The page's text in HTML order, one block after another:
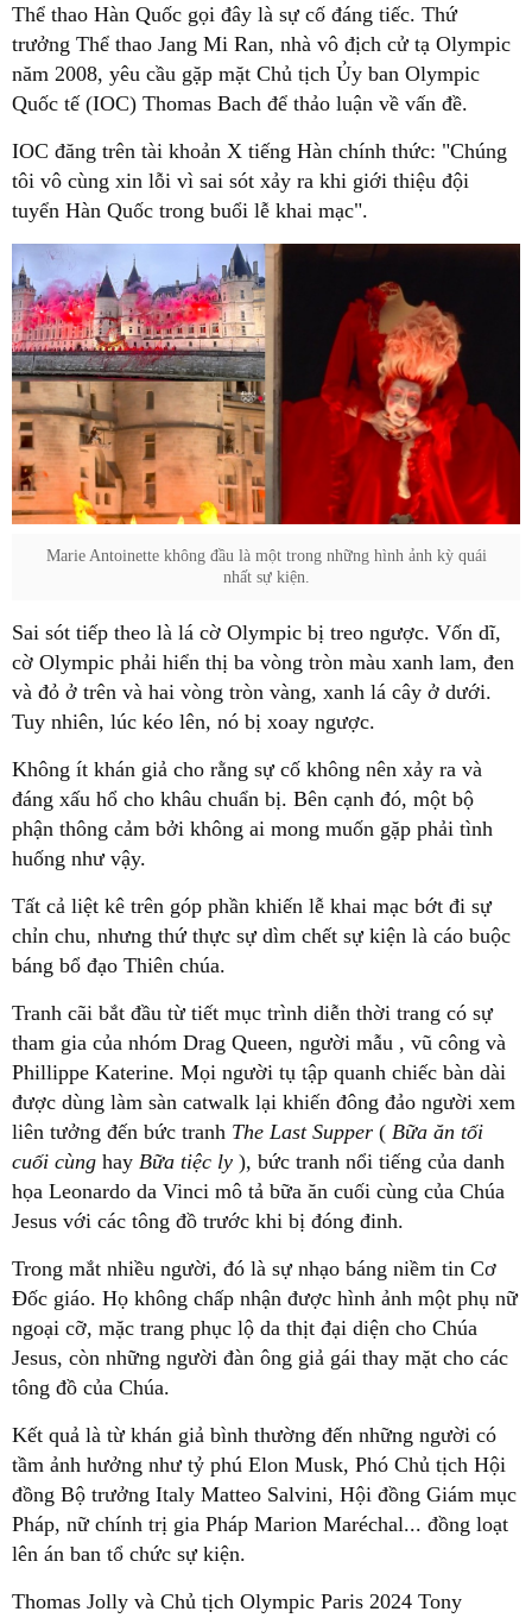
Thể thao Hàn Quốc gọi đây là sự cố đáng tiếc. Thứ
trưởng Thể thao Jang Mi Ran, nhà vô địch cử tạ Olympic
năm 2008, yêu cầu gặp mặt Chủ tịch Ủy ban Olympic
Quốc tế (IOC) Thomas Bach để thảo luận về vấn đề.
IOC đăng trên tài khoản X tiếng Hàn chính thức: "Chúng
tôi vô cùng xin lỗi vì sai sót xảy ra khi giới thiệu đội
tuyển Hàn Quốc trong buổi lễ khai mạc".
Marie Antoinette không đầu là một trong những hình ảnh kỳ quái
nhất sự kiện.
Sai sót tiếp theo là lá cờ Olympic bị treo ngược. Vốn dĩ,
cờ Olympic phải hiển thị ba vòng tròn màu xanh lam, đen
và đỏ ở trên và hai vòng tròn vàng, xanh lá cây ở dưới.
Tuy nhiên, lúc kéo lên, nó bị xoay ngược.
Không ít khán giả cho rằng sự cố không nên xảy ra và
đáng xấu hổ cho khâu chuẩn bị. Bên cạnh đó, một bộ
phận thông cảm bởi không ai mong muốn gặp phải tình
huống như vậy.
Tất cả liệt kê trên góp phần khiến lễ khai mạc bớt đi sự
chỉn chu, nhưng thứ thực sự dìm chết sự kiện là cáo buộc
báng bổ đạo Thiên chúa.
Tranh cãi bắt đầu từ tiết mục trình diễn thời trang có sự
tham gia của nhóm Drag Queen, người mẫu , vũ công và
Phillippe Katerine. Mọi người tụ tập quanh chiếc bàn dài
được dùng làm sàn catwalk lại khiến đông đảo người xem
liên tưởng đến bức tranh The Last Supper ( Bữa ăn tối
cuối cùng hay Bữa tiệc ly ), bức tranh nổi tiếng của danh
họa Leonardo da Vinci mô tả bữa ăn cuối cùng của Chúa
Jesus với các tông đồ trước khi bị đóng đinh.
Trong mắt nhiều người, đó là sự nhạo báng niềm tin Cơ
Đốc giáo. Họ không chấp nhận được hình ảnh một phụ nữ
ngoại cỡ, mặc trang phục lộ da thịt đại diện cho Chúa
Jesus, còn những người đàn ông giả gái thay mặt cho các
tông đồ của Chúa.
Kết quả là từ khán giả bình thường đến những người có
tầm ảnh hưởng như tỷ phú Elon Musk, Phó Chủ tịch Hội
đồng Bộ trưởng Italy Matteo Salvini, Hội đồng Giám mục
Pháp, nữ chính trị gia Pháp Marion Maréchal... đồng loạt
lên án ban tổ chức sự kiện.
Thomas Jolly và Chủ tịch Olympic Paris 2024 Tony